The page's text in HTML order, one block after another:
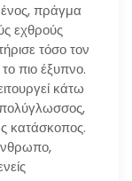
πράγμα
εχθρούς
τόσο τον
πιο έξυπνο.
κάτω
κατάσκοπος.